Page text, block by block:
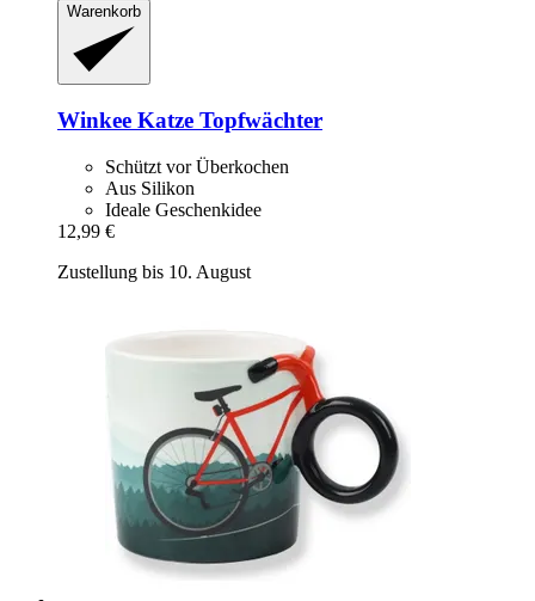
Warenkorb
Winkee Katze Topfwächter
Schützt vor Überkochen
Aus Silikon
Ideale Geschenkidee
12,99 €
Zustellung bis 10. August